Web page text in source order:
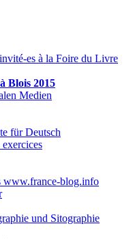
es à la Foire du Livre
Blois 2015
Medien
für Deutsch
www.france-blog.info
und Sitographie